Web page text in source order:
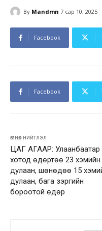
By Mandmn 7 сар 10, 2025
Facebook
Facebook
өмнөх нийтлэл
ЦАГ АГААР: Улаанбаатар
хотод өдөртөө 23 хэмийн
дулаан, шөнөдөө 15
дулаан, бага зэргийн
бороотой өдөр